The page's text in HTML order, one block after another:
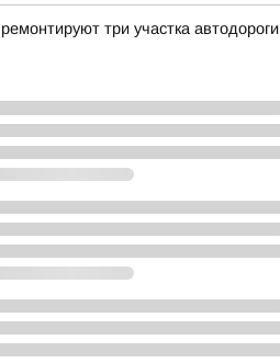
три участка автодороги